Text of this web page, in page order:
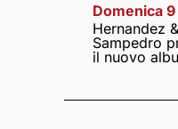
Domenica
Hernandez &
Sampedro
il nuovo